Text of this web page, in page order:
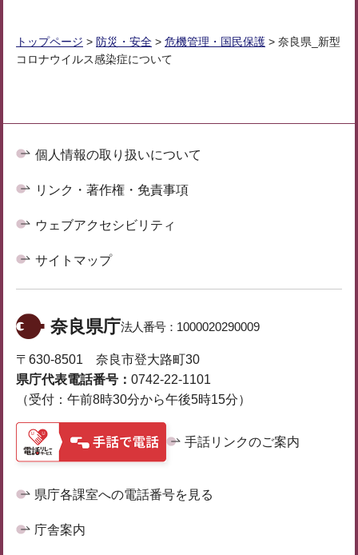
トップページ > 防災・安全 > 危機管理・国民保護 > 奈良県_新型
コロナウイルス感染症について
個人情報の取り扱いについて
リンク・著作権・免責事項
ウェブアクセシビリティ
サイトマップ
奈良県庁法人番号： 1000020290009
〒630-8501 奈良市登大路町30
県庁代表電話番号： 0742-22-1101
（受付：午前8時30分から午後5時15分）
手話リンクのご案内
県庁各課室への電話番号を見る
庁舎案内